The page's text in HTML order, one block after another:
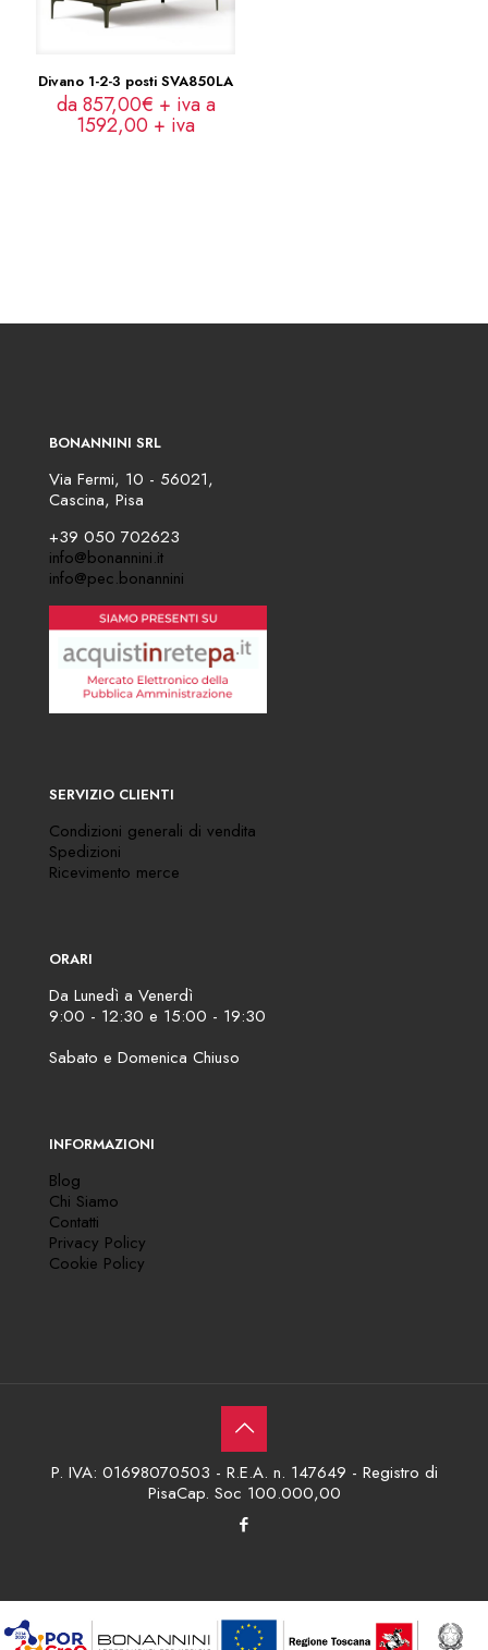
Divano 1-2-3 posti SVA850LA
da 857,00€ + iva a
1592,00 + iva
BONANNINI SRL
Via Fermi, 10 - 56021,
Cascina, Pisa
+39 050 702623
info@bonannini.it
info@pec.bonannini
SERVIZIO CLIENTI
Condizioni generali di vendita
Spedizioni
Ricevimento merce
ORARI
Da Lunedì a Venerdì
9:00 - 12:30 e 15:00 - 19:30
Sabato e Domenica Chiuso
INFORMAZIONI
Blog
Chi Siamo
Contatti
Privacy Policy
Cookie Policy
P. IVA: 01698070503 - R.E.A. n. 147649 - Registro di
PisaCap. Soc 100.000,00